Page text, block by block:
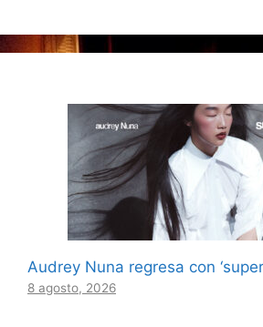
Audrey Nuna regresa con
8 agosto, 2026